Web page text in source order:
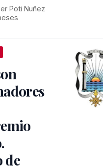
Poti Nuñez
de